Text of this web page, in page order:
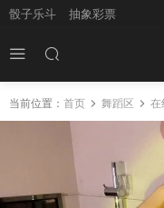
骰子乐斗 抽象彩票
当前位置： 首页 舞蹈区 在